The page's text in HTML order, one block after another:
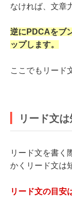
なければ、文章
逆にPDCAをブ
ップします。
ここでもリード
リード文
リード文を書く
かくリード文は
リード文の目安